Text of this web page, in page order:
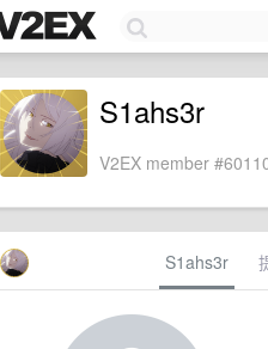
S1ahs3r
V2EX member
S1ahs3r